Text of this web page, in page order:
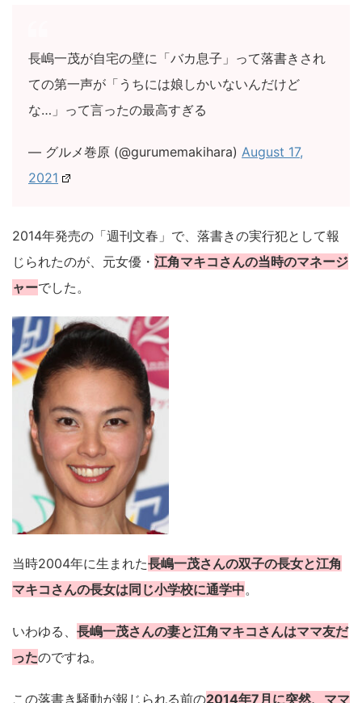
長嶋一茂が自宅の壁に「バカ息子」って落書きされ
ての第一声が「うちには娘しかいないんだけど
な…」って言ったの最高すぎる
— グルメ巻原 (@gurumemakihara) August 17,
2021
2014年発売の「週刊文春」で、落書きの実行犯として報
じられたのが、元女優・ 江角マキコさんの当時のマネージ
ャーでした。
当時2004年に生まれた長嶋一茂さんの双子の長女と江角
マキコさんの長女は同じ小学校に通学中。
いわゆる、 長嶋一茂さんの妻と江角マキコさんはママ友だ
ったのですね。
この落書き騒動が報じられる前の2014年7月に突然、ママ